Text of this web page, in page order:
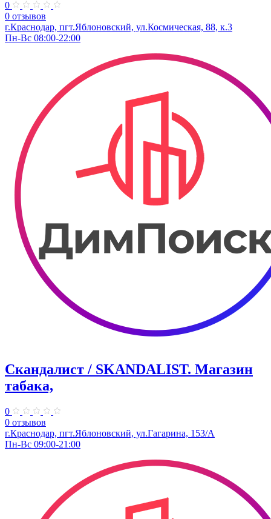
0
0 отзывов
г.Краснодар, пгт.Яблоновский, ул.Космическая, 88, к.3
Пн-Вс 08:00-22:00
Скандалист / SKANDALIST. Магазин
табака,
0
0 отзывов
г.Краснодар, пгт.Яблоновский, ул.Гагарина, 153/А
Пн-Вс 09:00-21:00